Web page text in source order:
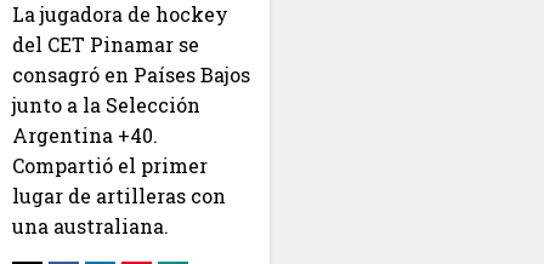
La jugadora de hockey
del CET Pinamar se
consagró en Países Bajos
junto a la Selección
Argentina +40.
Compartió el primer
lugar de artilleras con
una australiana.